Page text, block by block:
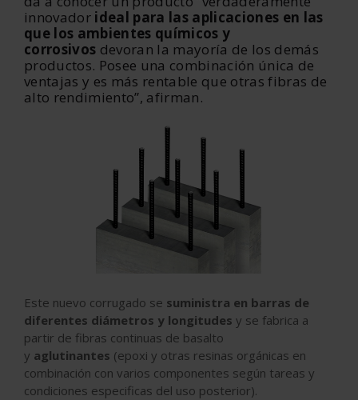
innovador ideal para las aplicaciones en las
que los ambientes químicos y
corrosivos devoran la mayoría de los demás
productos. Posee una combinación única de
ventajas y es más rentable que otras fibras de
alto rendimiento”, afirman.
Este nuevo corrugado se suministra en barras de
diferentes diámetros y longitudes y se fabrica a
partir de fibras continuas de basalto
y aglutinantes (epoxi y otras resinas orgánicas en
combinación con varios componentes según tareas y
condiciones especificas del uso posterior).